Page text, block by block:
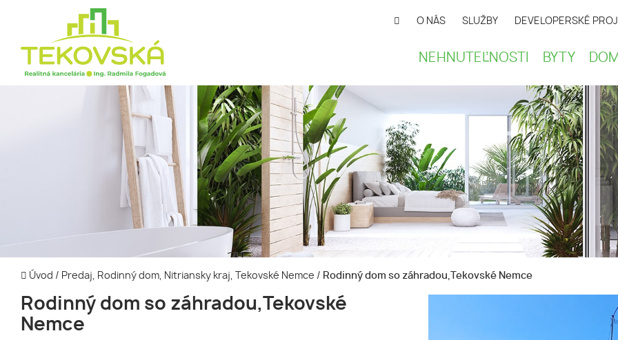
O NÁS SLUŽBY DEVELOPERSKÉ
NEHNUTEĽNOSTI BYTY
Úvod / Predaj, Rodinný dom, Nitriansky kraj, Tekovské Nemce / Rodinný dom so záhradou,Tekovské Nemce
Rodinný dom so záhradou,Tekovské
Nemce